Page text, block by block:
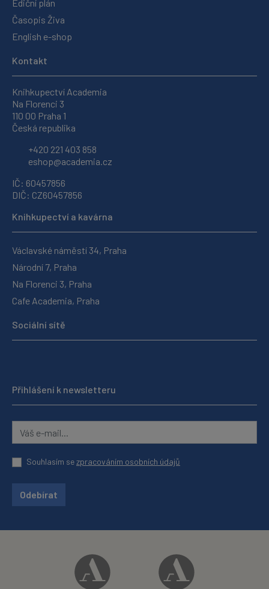
Ediční plán
Časopis Živa
English e-shop
Kontakt
Knihkupectví Academia
Na Florenci 3
110 00 Praha 1
Česká republika
+420 221 403 858
eshop@academia.cz
IČ: 60457856
DIČ: CZ60457856
Knihkupectví a kavárna
Václavské náměstí 34, Praha
Národní 7, Praha
Na Florenci 3, Praha
Cafe Academia, Praha
Sociální sítě
Přihlášení k newsletteru
Souhlasím sezpracováním osobních údajů
Odebírat